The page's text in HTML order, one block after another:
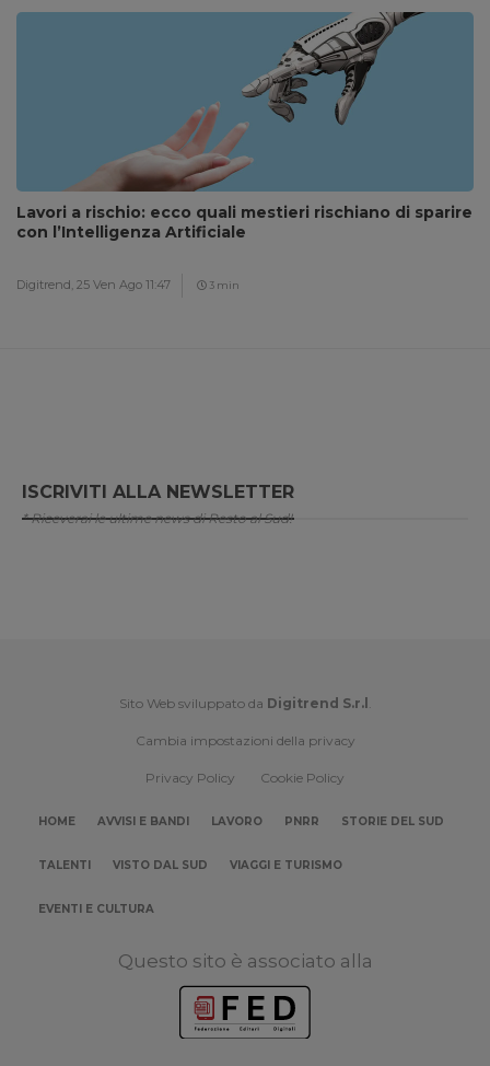
Lavori a rischio: ecco quali mestieri rischiano di sparire
con l’Intelligenza Artificiale
Digitrend, 25 Ven Ago 11:47 3 min
ISCRIVITI ALLA NEWSLETTER
* Riceverai le ultime news di Resto al Sud!
Sito Web sviluppato da Digitrend S.r.l .
Cambia impostazioni della privacy
Privacy Policy Cookie Policy
HOME AVVISI E BANDI LAVORO PNRR STORIE DEL SUD
TALENTI VISTO DAL SUD VIAGGI E TURISMO
EVENTI E CULTURA
Questo sito è associato alla